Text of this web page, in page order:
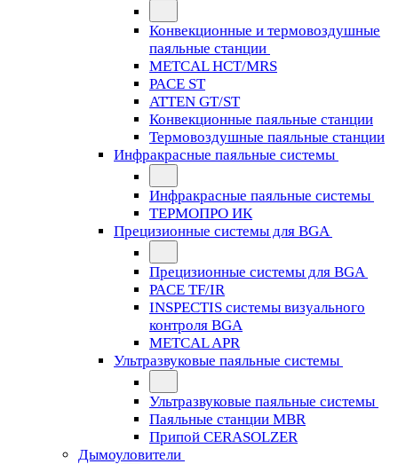
Конвекционные и термовоздушные
паяльные станции
METCAL HCT/MRS
PACE ST
ATTEN GT/ST
Конвекционные паяльные станции
Термовоздушные паяльные станции
Инфракрасные паяльные системы
Инфракрасные паяльные системы
ТЕРМОПРО ИК
Прецизионные системы для BGA
Прецизионные системы для BGA
PACE TF/IR
INSPECTIS системы визуального
контроля BGA
METCAL APR
Ультразвуковые паяльные системы
Ультразвуковые паяльные системы
Паяльные станции MBR
Припой CERASOLZER
Дымоуловители